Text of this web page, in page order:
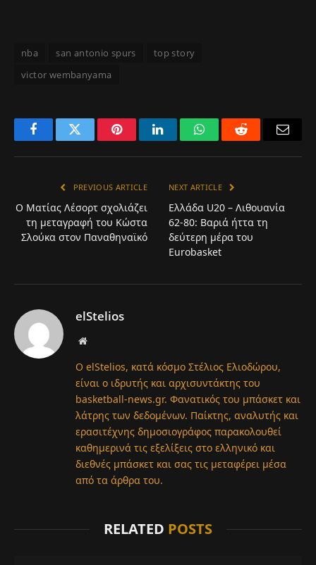
nba san antonio spurs
top story
victor wembanyama
FacebookTwitter PinterestLinkedInWhatsAppReddit
PREVIOUS ARTICLE
Ο Ματίας Λέσορτ σχολιάζει
τη μεταγραφή του Κώστα
Σλούκα στον Παναθηναϊκό
NEXT ARTICLE
Ελλάδα U20 – Λιθουανία
62-80: Βαριά ήττα τη
δεύτερη μέρα του
Eurobasket
elStelios
Website
Ο elStelios, κατά κόσμο Στέλιος Ελιοδώρου,
είναι ο ιδρυτής και αρχισυντάκτης του
basketball-news.gr. Φανατικός του μπάσκετ και
λάτρης των δεδομένων. Παίκτης, αναλυτής και
ερασιτέχνης δημοσιογράφος παρακολουθεί
καθημερινά τις εξελίξεις στο ελληνικό και
διεθνές μπάσκετ και σας τις μεταφέρει μέσα
από τα άρθρα του.
RELATED POSTS